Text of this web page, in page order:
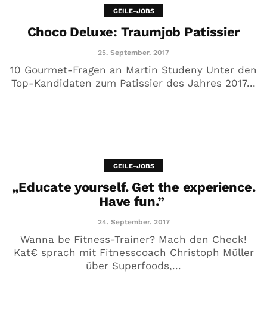
GEILE-JOBS
Choco Deluxe: Traumjob Patissier
25. September. 2017
10 Gourmet-Fragen an Martin Studeny Unter den
Top-Kandidaten zum Patissier des Jahres 2017...
GEILE-JOBS
„Educate yourself. Get the experience.
Have fun.”
24. September. 2017
Wanna be Fitness-Trainer? Mach den Check!
Kat€ sprach mit Fitnesscoach Christoph Müller
über Superfoods,...